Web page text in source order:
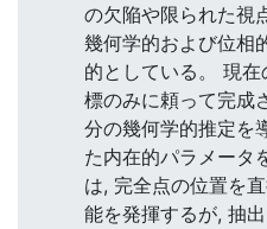
の欠陥や限られた視
幾何学的および位相
的としている。 現
標のみに頼って完成
分の幾何学的推定を
た内在的パラメータ
は, 完全点の位置を
能を発揮するが, 抽